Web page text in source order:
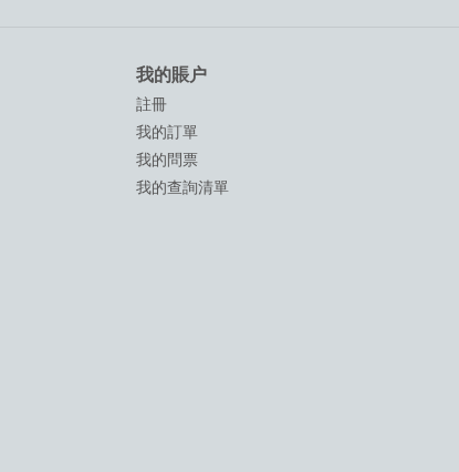
我的賬户
註冊
我的訂單
我的問票
我的查詢清單